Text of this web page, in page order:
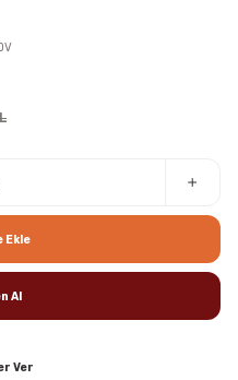
Ekle
Al
Ver